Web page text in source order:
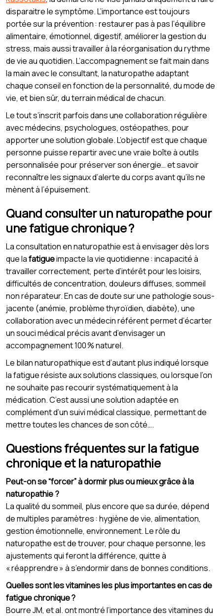
disparaitre le symptôme. L’importance est toujours
portée sur la prévention : restaurer pas à pas l’équilibre
alimentaire, émotionnel, digestif, améliorer la gestion du
stress, mais aussi travailler à la réorganisation du rythme
de vie au quotidien. L’accompagnement se fait main dans
la main avec le consultant, la naturopathe adaptant
chaque conseil en fonction de la personnalité, du mode de
vie, et bien sûr, du terrain médical de chacun.
Le tout s’inscrit parfois dans une collaboration régulière
avec médecins, psychologues, ostéopathes, pour
apporter une solution globale. L’objectif est que chaque
personne puisse repartir avec une vraie boîte à outils
personnalisée pour préserver son énergie… et savoir
reconnaître les signaux d’alerte du corps avant qu’ils ne
mènent à l’épuisement.
Quand consulter un naturopathe pour
une fatigue chronique ?
La consultation en naturopathie est à envisager dès lors
que lafatigueimpacte la vie quotidienne : incapacité à
travailler correctement, perte d’intérêt pour les loisirs,
difficultés de concentration, douleurs diffuses, sommeil
non réparateur. En cas de doute sur une pathologie sous-
jacente (anémie, problème thyroïdien, diabète), une
collaboration avec un médecin référent permet d’écarter
un souci médical précis avant d’envisager un
accompagnement 100 % naturel.
Le bilan naturopathique est d’autant plus indiqué lorsque
la fatigue résiste aux solutions classiques, ou lorsque l’on
ne souhaite pas recourir systématiquement à la
médication. C’est aussi une solution adaptée en
complément d’un suivi médical classique, permettant de
mettre toutes les chances de son côté….
Questions fréquentes sur la fatigue
chronique et la naturopathie
Peut-on se “forcer” à dormir plus ou mieux grâce à la
naturopathie ?
La qualité du sommeil, plus encore que sa durée, dépend
de multiples paramètres : hygiène de vie, alimentation,
gestion émotionnelle, environnement. Le rôle du
naturopathe est de trouver, pour chaque personne, les
ajustements qui feront la différence, quitte à
« réapprendre » à s’endormir dans de bonnes conditions.
Quelles sont les vitamines les plus importantes en cas de
fatigue chronique ?
Bourre JM, et al. ont montré l’importance des vitamines du